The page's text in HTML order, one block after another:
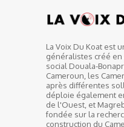
La Voix Du Koat est
généralistes créé en
social Douala-
Cameroun, les
après différentes
déploie également
de l'Ouest, et
fondée sur la
construction du